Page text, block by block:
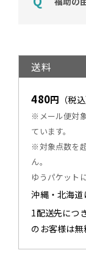
送料
480円 （税込
※メール便対
ています。
※対象点数を
ん。
ゆうパケット
沖縄・北海道
1配送先につ
のお客様は無